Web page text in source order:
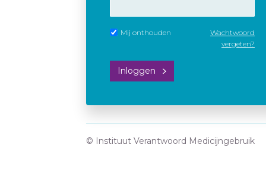
Mij onthouden
Wachtwoord
vergeten?
Inloggen
© Instituut Verantwoord Medicijngebruik